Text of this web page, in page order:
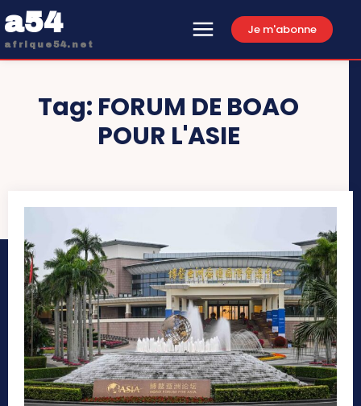
a54
afrique54.net
Je m'abonne
Tag: FORUM DE BOAO
POUR L'ASIE